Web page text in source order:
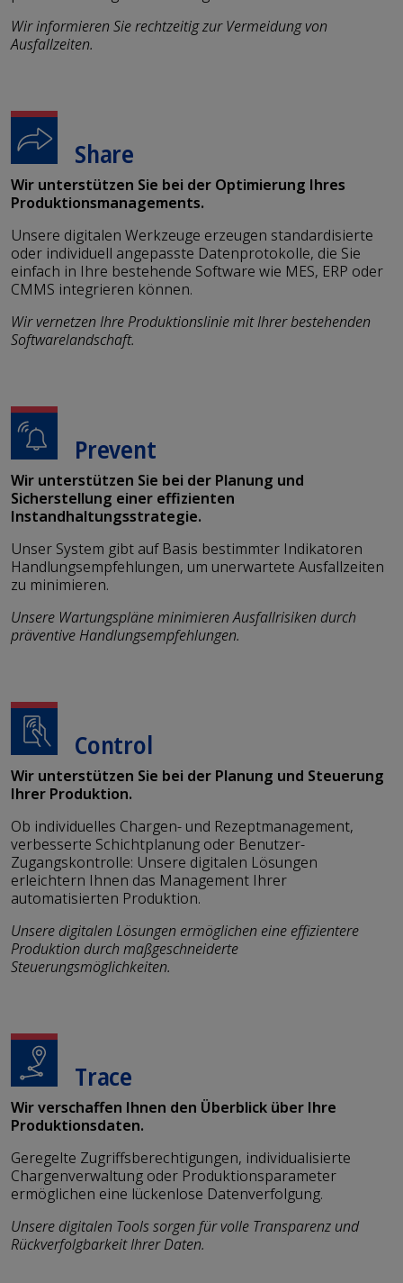
Wir informieren Sie rechtzeitig zur Vermeidung von
Ausfallzeiten.
Share
Wir unterstützen Sie bei der Optimierung Ihres
Produktionsmanagements.
Unsere digitalen Werkzeuge erzeugen standardisierte
oder individuell angepasste Datenprotokolle, die Sie
einfach in Ihre bestehende Software wie MES, ERP oder
CMMS integrieren können.
Wir vernetzen Ihre Produktionslinie mit Ihrer bestehenden
Softwarelandschaft.
Prevent
Wir unterstützen Sie bei der Planung und
Sicherstellung einer effizienten
Instandhaltungsstrategie.
Unser System gibt auf Basis bestimmter Indikatoren
Handlungsempfehlungen, um unerwartete Ausfallzeiten
zu minimieren.
Unsere Wartungspläne minimieren Ausfallrisiken durch
präventive Handlungsempfehlungen.
Control
Wir unterstützen Sie bei der Planung und Steuerung
Ihrer Produktion.
Ob individuelles Chargen- und Rezeptmanagement,
verbesserte Schichtplanung oder Benutzer-
Zugangskontrolle: Unsere digitalen Lösungen
erleichtern Ihnen das Management Ihrer
automatisierten Produktion.
Unsere digitalen Lösungen ermöglichen eine effizientere
Produktion durch maßgeschneiderte
Steuerungsmöglichkeiten.
Trace
Wir verschaffen Ihnen den Überblick über Ihre
Produktionsdaten.
Geregelte Zugriffsberechtigungen, individualisierte
Chargenverwaltung oder Produktionsparameter
ermöglichen eine lückenlose Datenverfolgung.
Unsere digitalen Tools sorgen für volle Transparenz und
Rückverfolgbarkeit Ihrer Daten.